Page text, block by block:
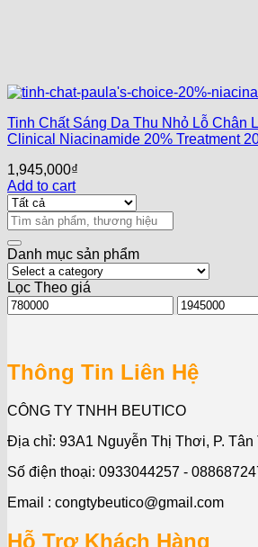
Tinh Chất Sáng Da Thu Nhỏ Lỗ Chân
Clinical Niacinamide 20% Treatment
1,945,000₫
Add to cart
Search
for:
Danh mục sản phẩm
Lọc Theo giá
Min
price
Max
price
Thông Tin Liên Hệ
CÔNG TY TNHH BEUTICO
Địa chỉ: 93A1 Nguyễn Thị Thơi, P. Tân
Số điện thoại: 0933044257 -
Email : congtybeutico@gmail.com
Hỗ Trợ Khách Hàng